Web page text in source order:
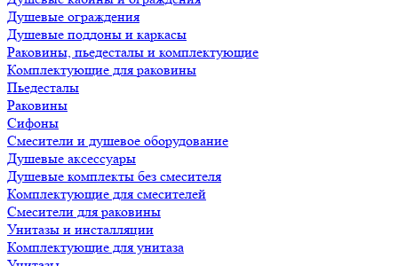
Душевые ограждения
Душевые поддоны и каркасы
Раковины, пьедесталы и комплектующие
Комплектующие для раковины
Пьедесталы
Раковины
Сифоны
Смесители и душевое оборудование
Душевые аксессуары
Душевые комплекты без смесителя
Комплектующие для смесителей
Смесители для раковины
Унитазы и инсталляции
Комплектующие для унитаза